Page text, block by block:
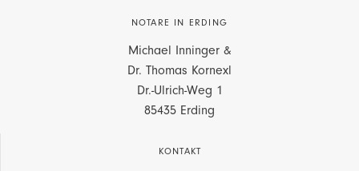
NOTARE IN ERDING
Michael Inninger &
Dr. Thomas Kornexl
Dr.-Ulrich-Weg 1
85435 Erding
KONTAKT